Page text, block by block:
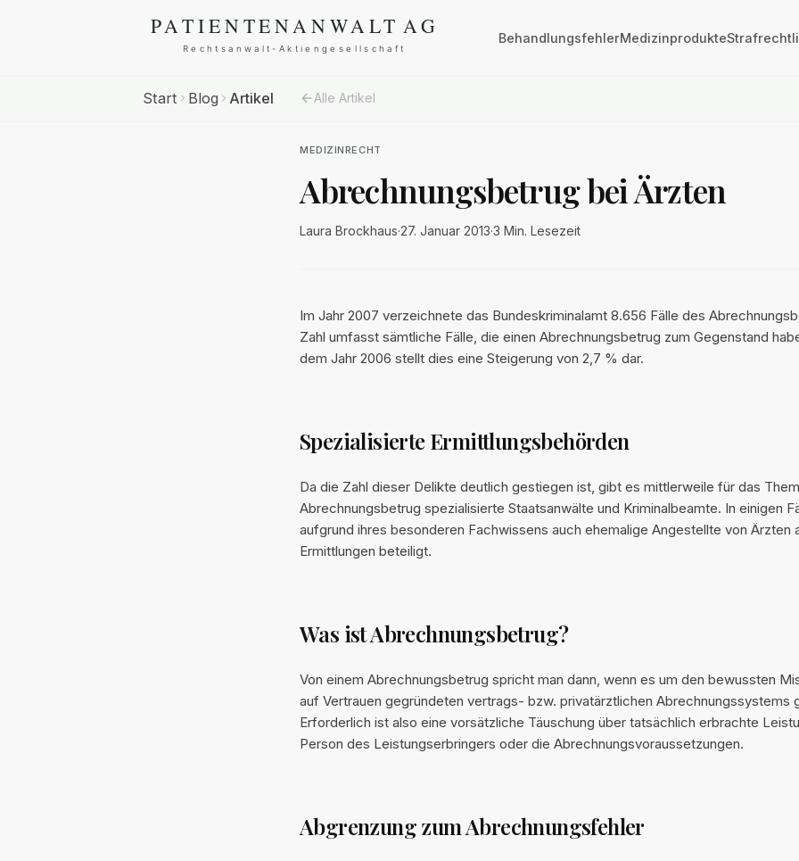
BehandlungsfehlerMedizinprodukte
Start Blog Artikel Alle Artikel
MEDIZINRECHT
Abrechnungsbetrug bei Ärzten
Laura Brockhaus·27. Januar 2013·3 Min. Lesezeit
Im Jahr 2007 verzeichnete das Bundeskriminalamt 8.656 Fälle des
Zahl umfasst sämtliche Fälle, die einen Abrechnungsbetrug zum Gegenstand
dem Jahr 2006 stellt dies eine Steigerung von 2,7 % dar.
Spezialisierte Ermittlungsbehörden
Da die Zahl dieser Delikte deutlich gestiegen ist, gibt es mittlerweile für das
Abrechnungsbetrug spezialisierte Staatsanwälte und Kriminalbeamte. In einigen
aufgrund ihres besonderen Fachwissens auch ehemalige Angestellte von Ärzten
Ermittlungen beteiligt.
Was ist Abrechnungsbetrug?
Von einem Abrechnungsbetrug spricht man dann, wenn es um den bewussten
auf Vertrauen gegründeten vertrags- bzw. privatärztlichen Abrechnungssystems
Erforderlich ist also eine vorsätzliche Täuschung über tatsächlich erbrachte
Person des Leistungserbringers oder die Abrechnungsvoraussetzungen.
Abgrenzung zum Abrechnungsfehler